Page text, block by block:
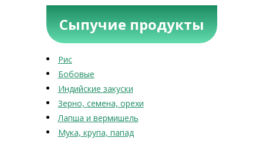
Сыпучие продукты
Рис
Бобовые
Индийские закуски
Зерно, семена, орехи
Лапша и вермишель
Мука, крупа, папад